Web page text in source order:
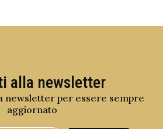
alla newsletter
newsletter per essere sempre
aggiornato